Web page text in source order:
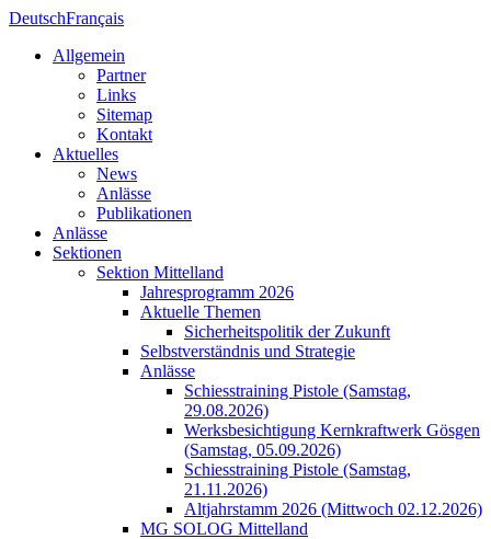
DeutschFrançais
Allgemein
Partner
Links
Sitemap
Kontakt
Aktuelles
News
Anlässe
Publikationen
Anlässe
Sektionen
Sektion Mittelland
Jahresprogramm 2026
Aktuelle Themen
Sicherheitspolitik der Zukunft
Selbstverständnis und Strategie
Anlässe
Schiesstraining Pistole (Samstag,
29.08.2026)
Werksbesichtigung Kernkraftwerk Gösgen
(Samstag, 05.09.2026)
Schiesstraining Pistole (Samstag,
21.11.2026)
Altjahrstamm 2026 (Mittwoch 02.12.2026)
MG SOLOG Mittelland